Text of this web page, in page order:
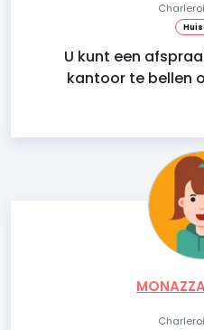
U kunt een
kantoor te bellen